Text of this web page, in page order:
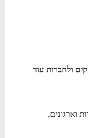
ולחברות עוד
וארגונים,